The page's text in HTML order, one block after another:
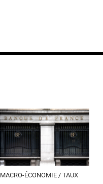
MACRO-ÉCONOMIE / TAUX